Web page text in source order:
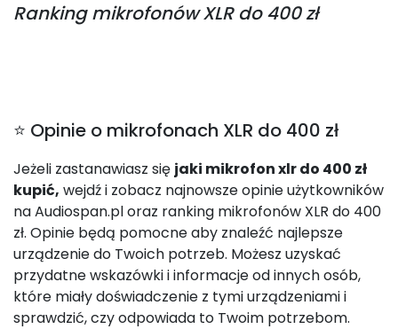
Rankingmikrofonów XLR do 400 zł
⭐ Opinie o mikrofonach XLR do 400 zł
Jeżeli zastanawiasz się jaki mikrofon xlr do 400 zł
kupić, wejdź i zobacz najnowsze opinie użytkowników
na Audiospan.pl oraz ranking mikrofonów XLR do 400
zł. Opinie będą pomocne aby znaleźć najlepsze
urządzenie do Twoich potrzeb. Możesz uzyskać
przydatne wskazówki i informacje od innych osób,
które miały doświadczenie z tymi urządzeniami i
sprawdzić, czy odpowiada to Twoim potrzebom.